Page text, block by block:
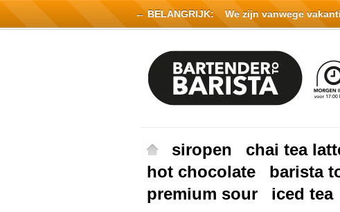
siropen chai tea
hot chocolate
barista
premium sour
iced tea
← BELANGRIJK:We zijn vanwege